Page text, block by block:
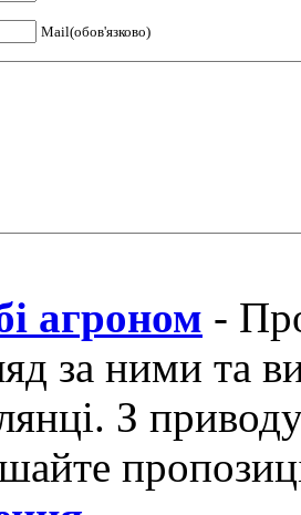
Mail(обов'язково)
агроном -
за ними та
З